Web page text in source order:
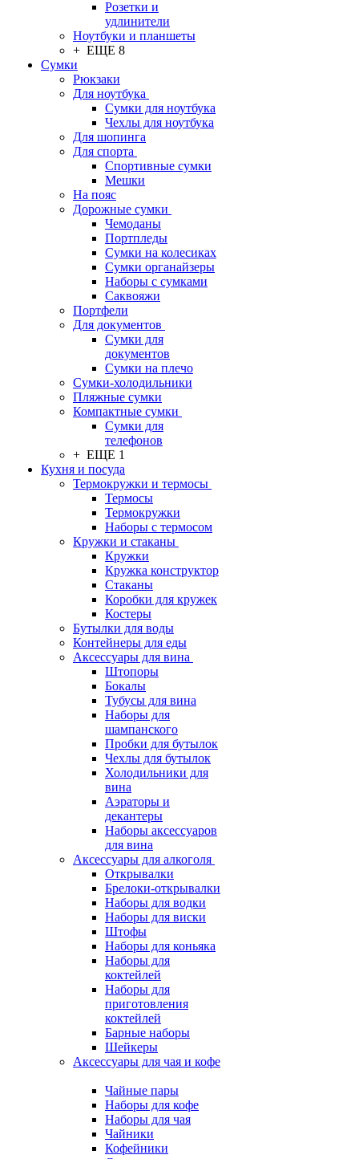
Розетки и
удлинители
Ноутбуки и планшеты
+ ЕЩЕ 8
Сумки
Рюкзаки
Для ноутбука
Сумки для ноутбука
Чехлы для ноутбука
Для шопинга
Для спорта
Спортивные сумки
Мешки
На пояс
Дорожные сумки
Чемоданы
Портпледы
Сумки на колесиках
Сумки органайзеры
Наборы с сумками
Саквояжи
Портфели
Для документов
Сумки для
документов
Сумки на плечо
Сумки-холодильники
Пляжные сумки
Компактные сумки
Сумки для
телефонов
+ ЕЩЕ 1
Кухня и посуда
Термокружки и термосы
Термосы
Термокружки
Наборы с термосом
Кружки и стаканы
Кружки
Кружка конструктор
Стаканы
Коробки для кружек
Костеры
Бутылки для воды
Контейнеры для еды
Аксессуары для вина
Штопоры
Бокалы
Тубусы для вина
Наборы для
шампанского
Пробки для бутылок
Чехлы для бутылок
Холодильники для
вина
Аэраторы и
декантеры
Наборы аксессуаров
для вина
Аксессуары для алкоголя
Открывалки
Брелоки-открывалки
Наборы для водки
Наборы для виски
Штофы
Наборы для коньяка
Наборы для
коктейлей
Наборы для
приготовления
коктейлей
Барные наборы
Шейкеры
Аксессуары для чая и кофе
Чайные пары
Наборы для кофе
Наборы для чая
Чайники
Кофейники